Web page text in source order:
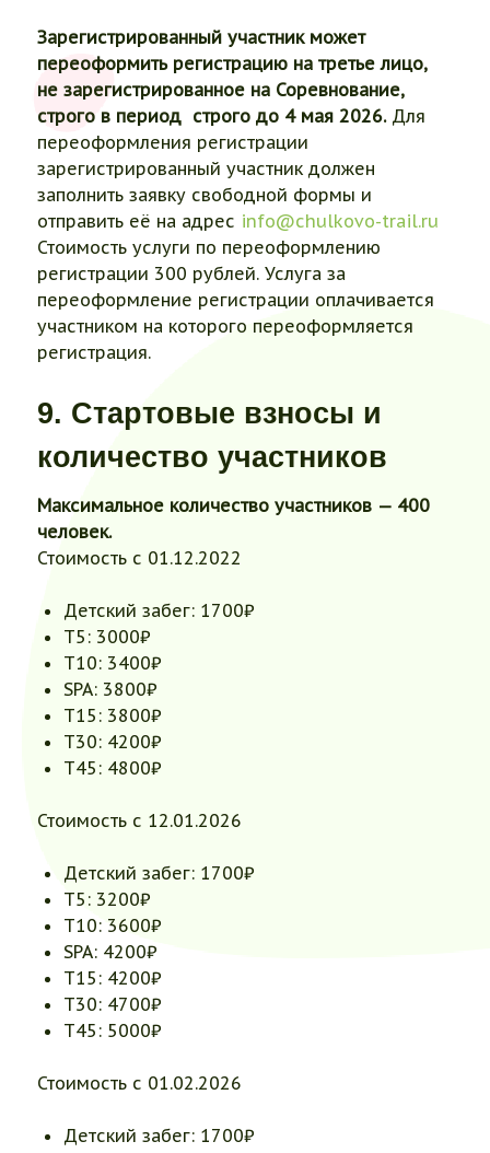
Зарегистрированный участник может
переоформить регистрацию на третье лицо,
не зарегистрированное на Соревнование,
строго в период строго до 4 мая 2026.Для
переоформления регистрации
зарегистрированный участник должен
заполнить заявку свободной формы и
отправить её на адрес info@chulkovo-trail.ru
Стоимость услуги по переоформлению
регистрации 300 рублей. Услуга за
переоформление регистрации оплачивается
участником на которого переоформляется
регистрация.
9. Стартовые взносы и
количество участников
Максимальное количество участников — 400
человек.
Стоимость с 01.12.2022
Детский забег: 1700₽
Т5: 3000₽
Т10: 3400₽
SPA: 3800₽
Т15: 3800₽
Т30: 4200₽
Т45: 4800₽
Стоимость с 12.01.2026
Детский забег: 1700₽
Т5: 3200₽
Т10: 3600₽
SPA: 4200₽
Т15: 4200₽
Т30: 4700₽
Т45: 5000₽
Стоимость с 01.02.2026
Детский забег: 1700₽